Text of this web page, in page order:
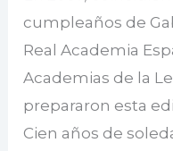
cumpleaños de
Real Academia
Academias de la
prepararon esta
Cien años de